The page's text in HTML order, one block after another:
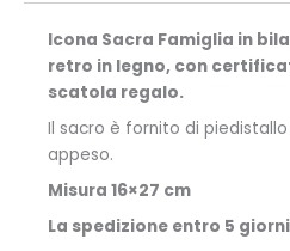
Icona Sacra Famiglia in
retro in legno, con
scatola regalo.
Il sacro è fornito di
appeso.
Misura 16×27 cm
La spedizione entro 5